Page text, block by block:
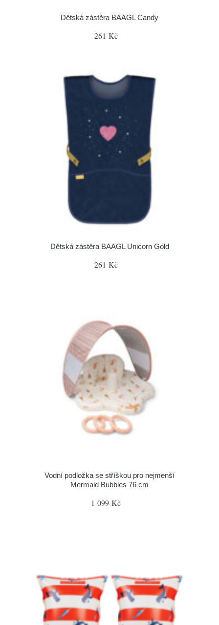
Dětská zástěra BAAGL Candy
261 Kč
Dětská zástěra BAAGL Unicorn Gold
261 Kč
Vodní podložka se stříškou pro nejmenší
Mermaid Bubbles 76 cm
1 099 Kč